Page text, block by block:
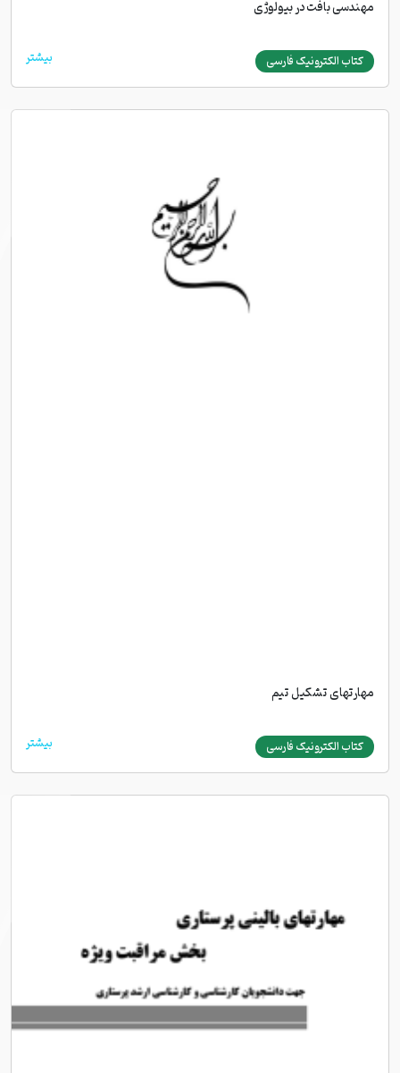
مهندسی بافت در بیولوژی
کتاب الکترونیک فارسی بیشتر
مهارتهای تشکیل تیم
کتاب الکترونیک فارسی بیشتر